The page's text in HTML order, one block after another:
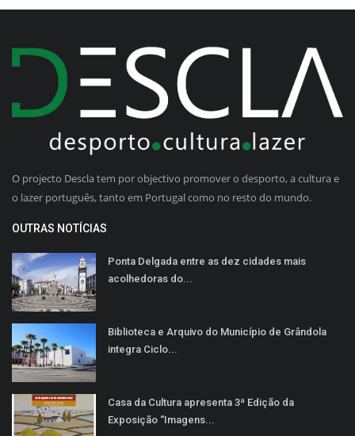
O projecto Descla tem por objectivo promover o desporto, a cultura e
o lazer português, tanto em Portugal como no resto do mundo.
OUTRAS NOTÍCIAS
Ponta Delgada entre as dez cidades mais
acolhedoras do...
Biblioteca e Arquivo do Município de Grândola
integra Ciclo...
Casa da Cultura apresenta 3ª Edição da
Exposição “Imagens...